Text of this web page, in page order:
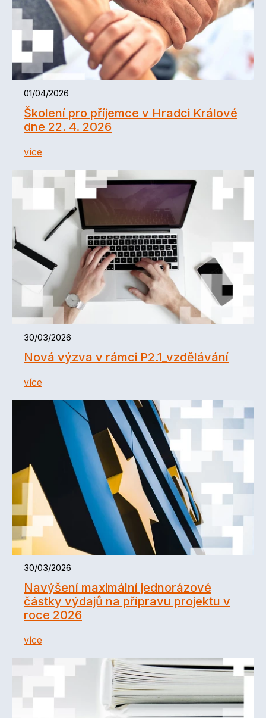
01/04/2026
Školení pro příjemce v Hradci Králové
dne 22. 4. 2026
více
30/03/2026
Nová výzva v rámci P2.1_vzdělávání
více
30/03/2026
Navýšení maximální jednorázové
částky výdajů na přípravu projektu v
roce 2026
více